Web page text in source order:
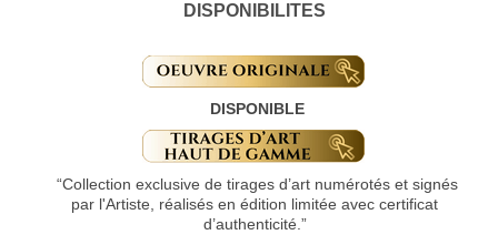
DISPONIBILITES
DISPONIBLE
“Collection exclusive de tirages d’art numérotés et signés
par l'Artiste, réalisés en édition limitée avec certificat
d’authenticité.”